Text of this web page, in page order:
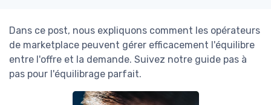
Dans ce post, nous expliquons comment les opérateurs
de marketplace peuvent gérer efficacement l'équilibre
entre l'offre et la demande. Suivez notre guide pas à
pas pour l'équilibrage parfait.